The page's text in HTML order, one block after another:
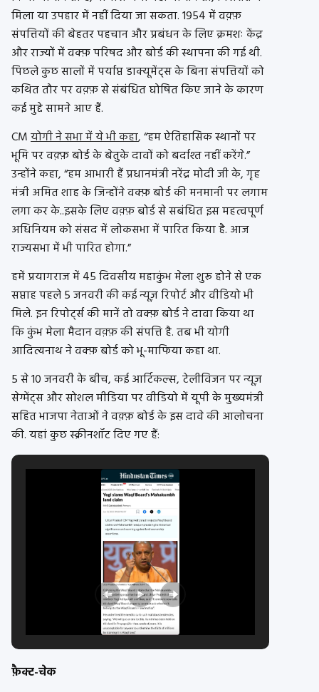
मिला या उपहार में नहीं दिया जा सकता. 1954 में वक़्फ़
संपत्तियों की बेहतर पहचान और प्रबंधन के लिए क्रमशः केंद्र
और राज्यों में वक्फ़ परिषद और बोर्ड की स्थापना की गई थी.
पिछले कुछ सालों में पर्याप्त डाक्यूमेंट्स के बिना संपत्तियों को
कथित तौर पर वक़्फ़ से संबंधित घोषित किए जाने के कारण
कई मुद्दे सामने आए हैं.
CMयोगी ने सभा में ये भी कहा, “हम ऐतिहासिक स्थानों पर
भूमि पर वक़्फ़ बोर्ड के बेतुके दावों को बर्दाश्त नहीं करेंगे.”
उन्होंने कहा, “हम आभारी हैं प्रधानमंत्री नरेंद्र मोदी जी के, गृह
मंत्री अमित शाह के जिन्होंने वक्फ़ बोर्ड की मनमानी पर लगाम
लगा कर के..इसके लिए वक़्फ़ बोर्ड से सबंधित इस महत्वपूर्ण
अधिनियम को संसद में लोकसभा में पारित किया है. आज
राज्यसभा में भी पारित होगा.”
हमें प्रयागराज में 45 दिवसीय महाकुंभ मेला शुरू होने से एक
सप्ताह पहले 5 जनवरी की कई न्यूज़ रिपोर्ट और वीडियो भी
मिले. इन रिपोर्ट्स की मानें तो वक्फ़ बोर्ड ने दावा किया था
कि कुंभ मेला मैदान वक़्फ़ की संपत्ति है. तब भी योगी
आदित्यनाथ ने वक्फ़ बोर्ड को भू-माफिया कहा था.
5 से 10 जनवरी के बीच, कई आर्टिकल्स, टेलीविजन पर न्यूज़
सेग्मेंट्स और सोशल मीडिया पर वीडियो में यूपी के मुख्यमंत्री
सहित भाजपा नेताओं ने वक़्फ़ बोर्ड के इस दावे की आलोचना
की. यहां कुछ स्क्रीनशॉट दिए गए हैं:
फ़ैक्ट-चेक